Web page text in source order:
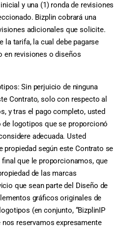
y una (1) ronda de revisiones
Bizplin cobrará una
adicionales que solicite.
la tarifa, la cual debe pagarse
en revisiones o diseños
Sin perjuicio de ninguna
Contrato, solo con respecto al
y tras el pago completo, usted
de logotipos que se proporcionó
adecuada. Usted
propiedad según este Contrato se
que le proporcionamos, que
de las marcas
que sean parte del Diseño de
gráficos originales de
(en conjunto, “BizplinIP
nos reservamos expresamente